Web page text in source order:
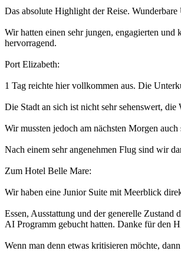
Das absolute Highlight der Reise.
Wir hatten einen sehr jungen, engagierten
hervorragend.
Port Elizabeth:
1 Tag reichte hier vollkommen aus. Die
Die Stadt an sich ist nicht sehr sehenswert,
Wir mussten jedoch am nächsten Morgen
Nach einem sehr angenehmen Flug sind wir
Zum Hotel Belle Mare:
Wir haben eine Junior Suite mit Meerblick
Essen, Ausstattung und der generelle
AI Programm gebucht hatten. Danke für den
Wenn man denn etwas kritisieren möchte,